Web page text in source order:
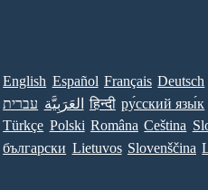
English Español Français Deutsch
עברית العَرَبِيَّة हिन्दी ру́сский язы́к
Türkçe Polski Româna Ceština
български Lietuvos Slovenščina